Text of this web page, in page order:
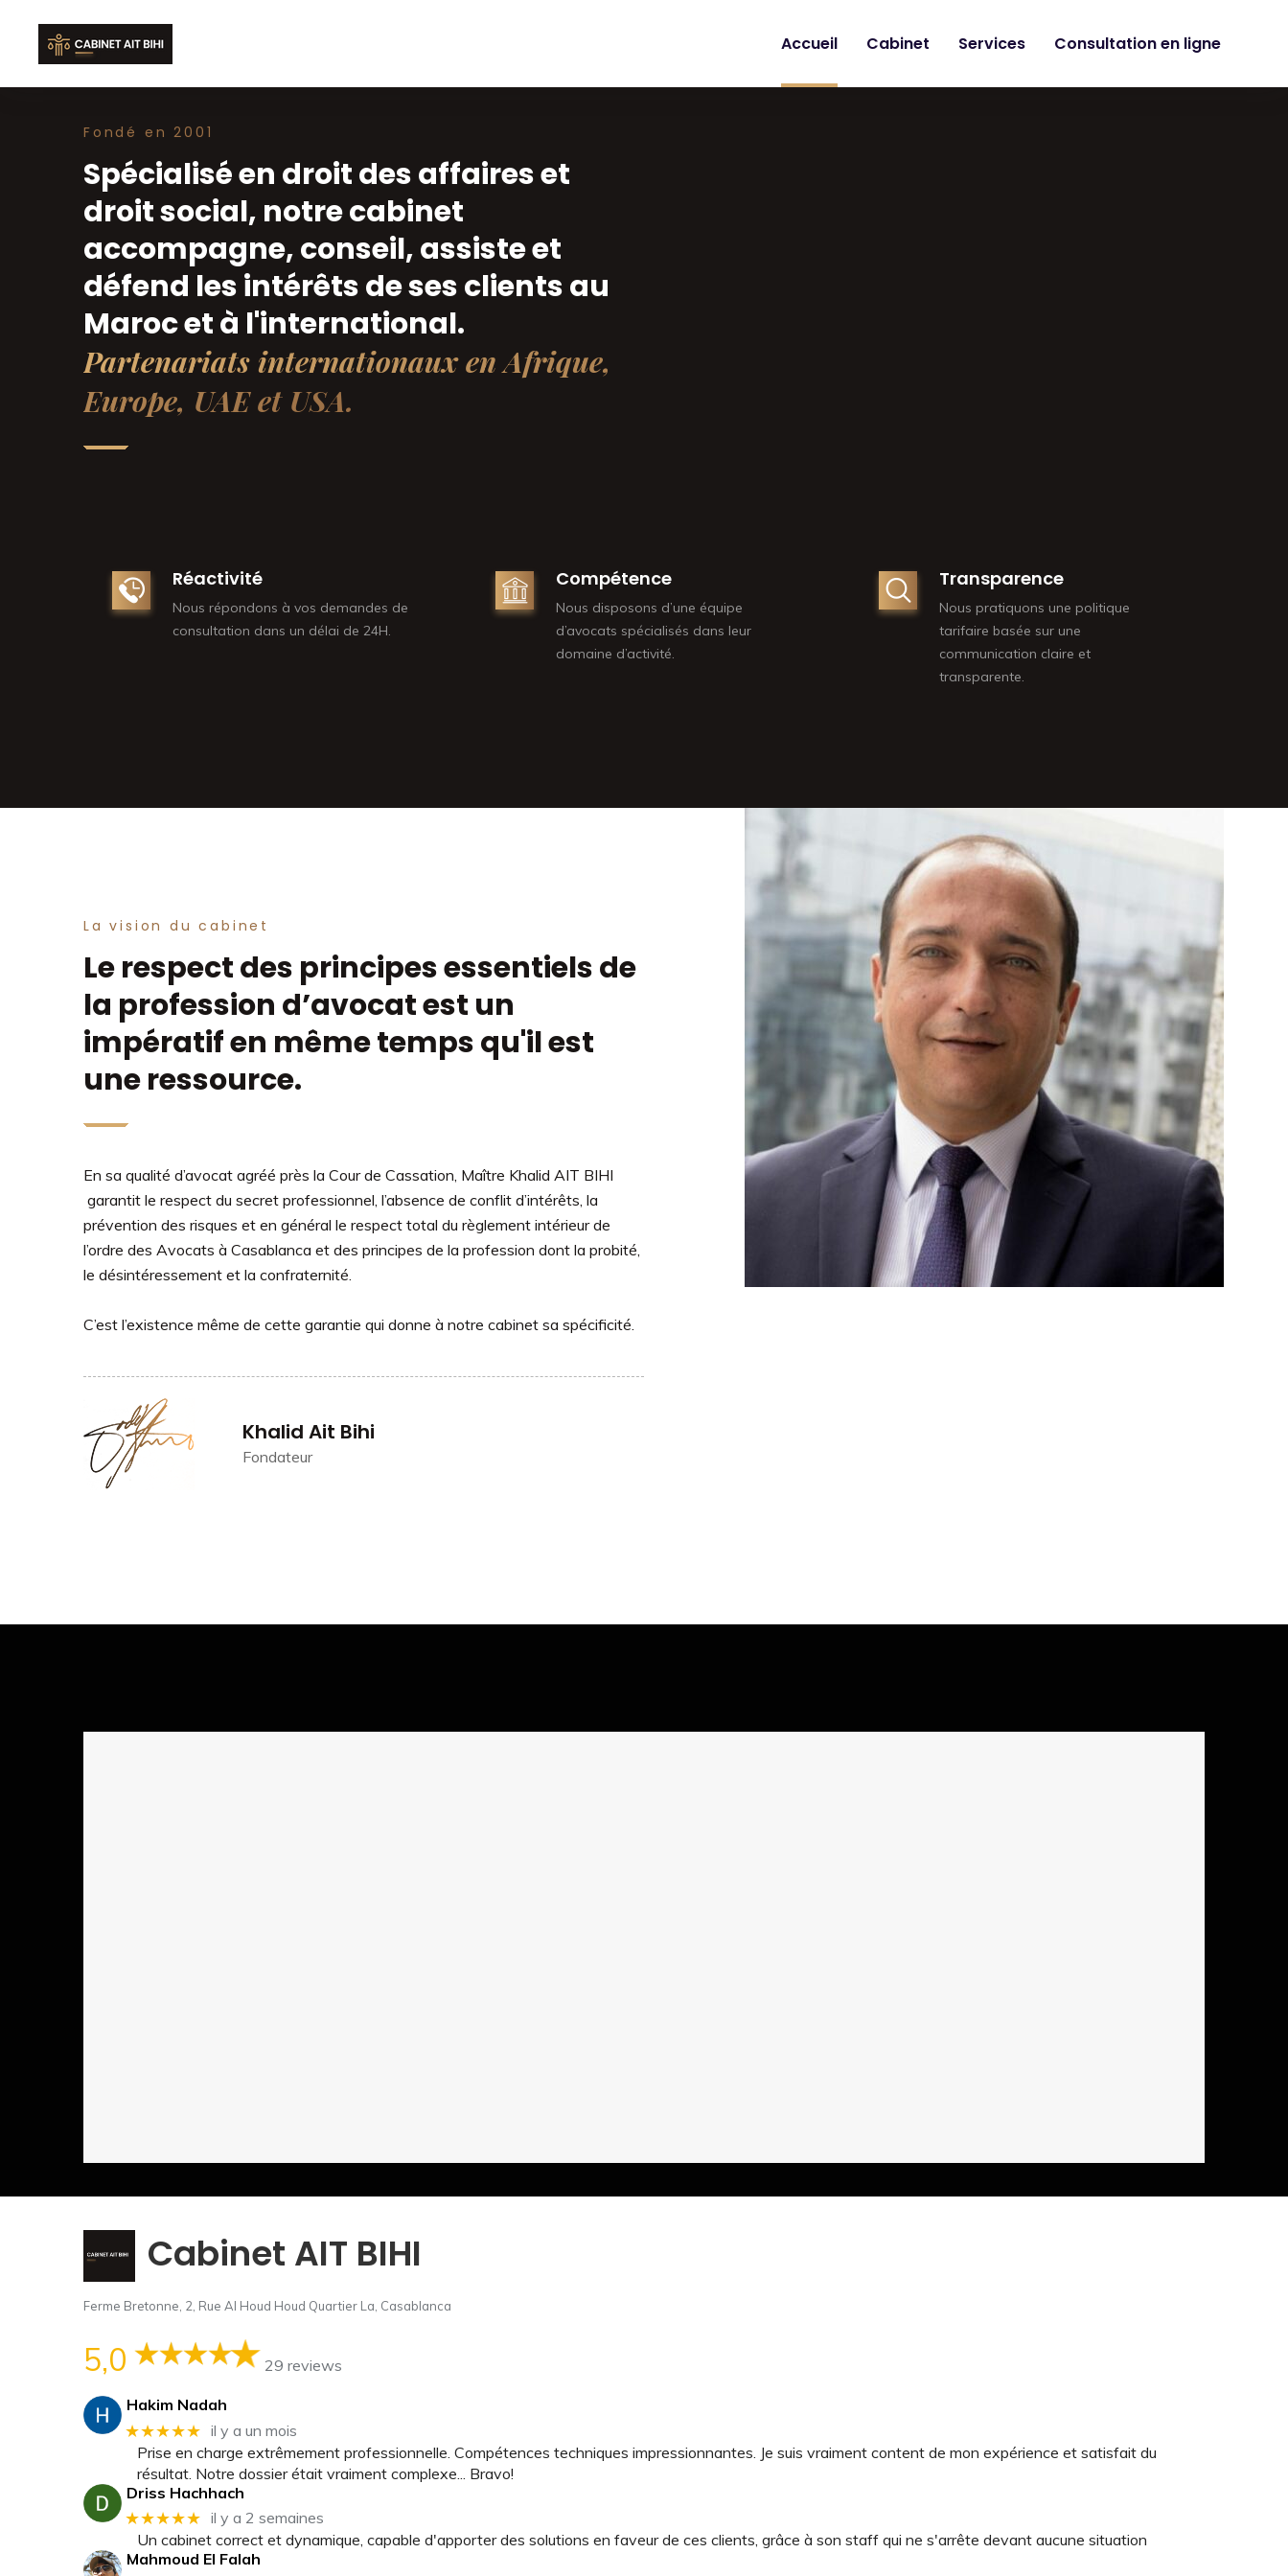
Accueil Cabinet Services Consultation en ligne
Fondé en 2001
Spécialisé en droit des affaires et
droit social, notre cabinet
accompagne, conseil, assiste et
défend les intérêts de ses clients au
Maroc et à l'international.
Partenariats internationaux en Afrique,
Europe, UAE et USA.
Réactivité
Nous répondons à vos demandes de
consultation dans un délai de 24H.
Compétence
Nous disposons d’une équipe
d’avocats spécialisés dans leur
domaine d’activité.
Transparence
Nous pratiquons une politique
tarifaire basée sur une
communication claire et
transparente.
La vision du cabinet
Le respect des principes essentiels de
la profession d’avocat est un
impératif en même temps qu'il est
une ressource.
En sa qualité d’avocat agréé près la Cour de Cassation, Maître Khalid AIT BIHI
garantit le respect du secret professionnel, l’absence de conflit d’intérêts, la
prévention des risques et en général le respect total du règlement intérieur de
l’ordre des Avocats à Casablanca et des principes de la profession dont la probité,
le désintéressement et la confraternité.
C’est l’existence même de cette garantie qui donne à notre cabinet sa spécificité.
Khalid Ait Bihi
Fondateur
Cabinet AIT BIHI
Ferme Bretonne, 2, Rue Al Houd Houd Quartier La, Casablanca
5,0 29 reviews
Hakim Nadah
★★★★★ il y a un mois
Prise en charge extrêmement professionnelle. Compétences techniques impressionnantes. Je suis vraiment content de mon expérience et satisfait du
résultat. Notre dossier était vraiment complexe... Bravo!
Driss Hachhach
★★★★★ il y a 2 semaines
Un cabinet correct et dynamique, capable d'apporter des solutions en faveur de ces clients, grâce à son staff qui ne s'arrête devant aucune situation
Mahmoud El Falah